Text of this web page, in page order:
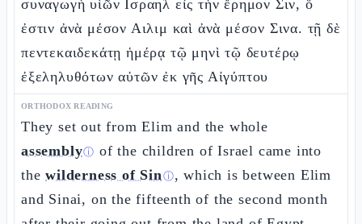
συναγωγὴ υἱῶν Ισραηλ εἰς τὴν ἔρημον Σιν, ὅ
ἐστιν ἀνὰ μέσον Αιλιμ καὶ ἀνὰ μέσον Σινα. τῇ δὲ
πεντεκαιδεκάτῃ ἡμέρᾳ τῷ μηνὶ τῷ δευτέρῳ
ἐξεληλυθότων αὐτῶν ἐκ γῆς Αἰγύπτου
ORTHODOX READING
They set out from Elim and the whole
assemblyⓘ of the children of Israel came into
thewilderness of Sinⓘ, which is between Elim
and Sinai, on the fifteenth of the second month